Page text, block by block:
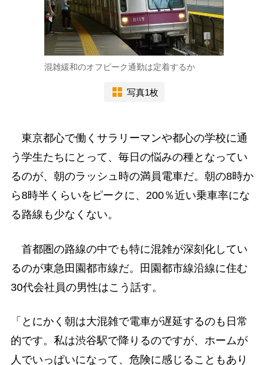
混雑緩和のオフピーク通勤は定着するか
写真1枚
東京都心で働くサラリーマンや都心の学校に通
う学生たちにとって、毎日の悩みの種となってい
るのが、朝のラッシュ時の満員電車だ。朝の8時か
ら8時半くらいをピークに、200％近い乗車率にな
る路線も少なくない。
首都圏の路線の中でも特に混雑が深刻化してい
るのが東急田園都市線だ。田園都市線沿線に住む
30代会社員の男性はこう話す。
「とにかく朝は大混雑で電車が遅延するのも日常
的です。私は渋谷駅で降りるのですが、ホームが
人でいっぱいになって、危険に感じることもあり